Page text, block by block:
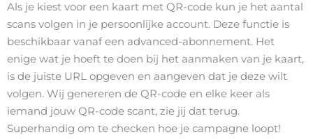
Als je kiest voor een kaart met QR-code kun je het aantal
scans volgen in je persoonlijke account. Deze functie is
beschikbaar vanaf een advanced-abonnement. Het
enige wat je hoeft te doen bij het aanmaken van je kaart,
is de juiste URL opgeven en aangeven dat je deze wilt
volgen. Wij genereren de QR-code en elke keer als
iemand jouw QR-code scant, zie jij dat terug.
Superhandig om te checken hoe je campagne loopt!